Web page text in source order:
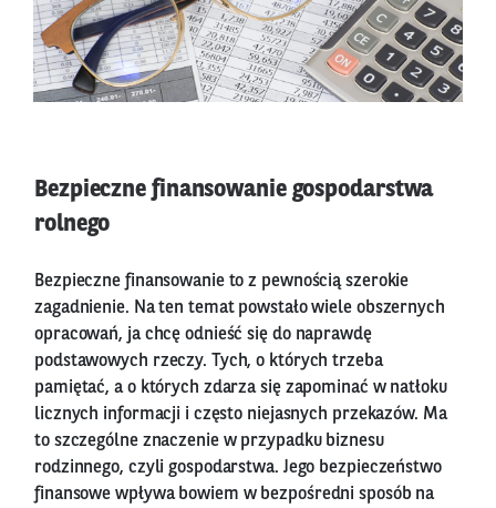
Bezpieczne finansowanie gospodarstwa
rolnego
Bezpieczne finansowanie to z pewnością szerokie
zagadnienie. Na ten temat powstało wiele obszernych
opracowań, ja chcę odnieść się do naprawdę
podstawowych rzeczy. Tych, o których trzeba
pamiętać, a o których zdarza się zapominać w natłoku
licznych informacji i często niejasnych przekazów. Ma
to szczególne znaczenie w przypadku biznesu
rodzinnego, czyli gospodarstwa. Jego bezpieczeństwo
finansowe wpływa bowiem w bezpośredni sposób na